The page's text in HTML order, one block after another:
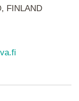
bilder
FINLAND